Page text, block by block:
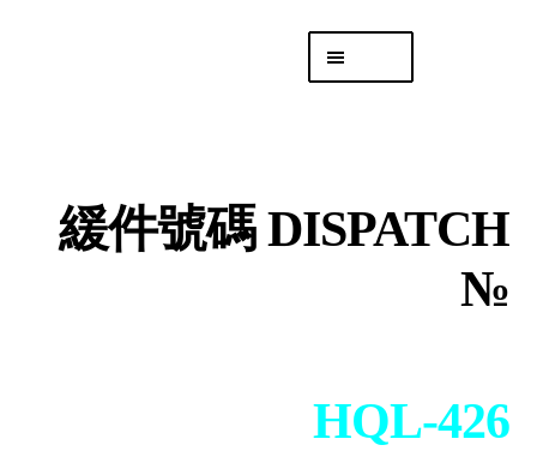
「後勤 LIKE LOGISTICS」
緩件號碼 DISPATCH
№
HQL-426